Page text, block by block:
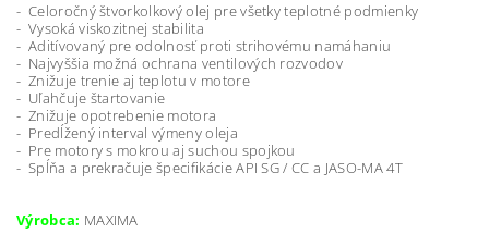
- Celoročný štvorkolkový olej pre všetky teplotné podmienky
- Vysoká viskozitnej stabilita
- Aditívovaný pre odolnosť proti strihovému namáhaniu
- Najvyššia možná ochrana ventilových rozvodov
- Znižuje trenie aj teplotu v motore
- Uľahčuje štartovanie
- Znižuje opotrebenie motora
- Predĺžený interval výmeny oleja
- Pre motory s mokrou aj suchou spojkou
- Spĺňa a prekračuje špecifikácie API SG / CC a JASO-MA 4T
Výrobca: MAXIMA